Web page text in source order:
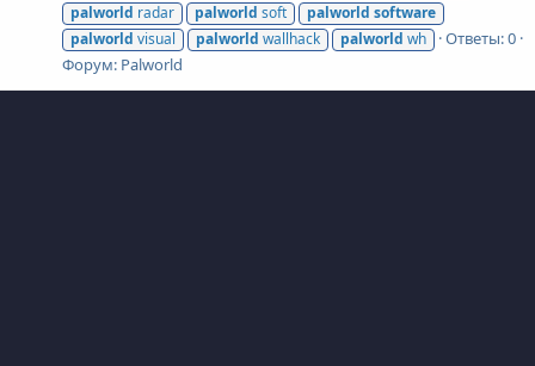
palworld radar palworld soft palworld software
palworld visual palworld wallhack palworld wh
Ответы: 0
Форум: Palworld